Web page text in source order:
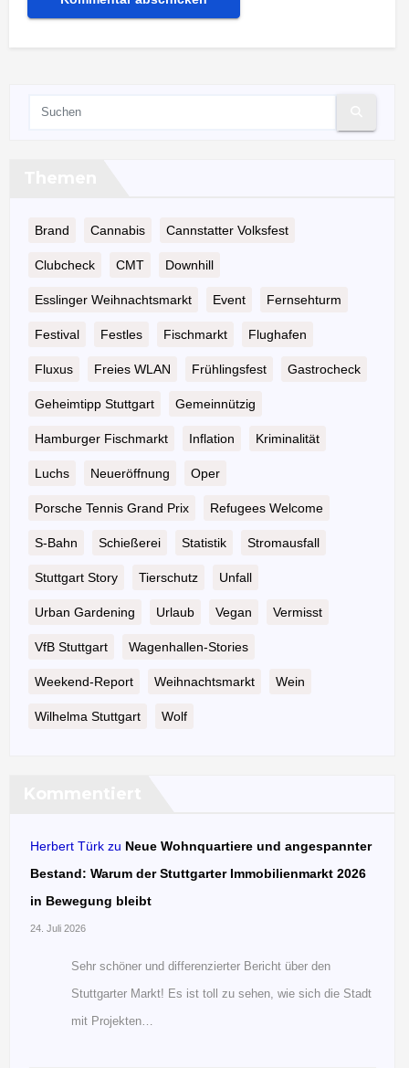
Brand Cannabis Cannstatter Volksfest
Clubcheck CMT Downhill
Esslinger Weihnachtsmarkt Event Fernsehturm
Festival Festles Fischmarkt Flughafen
Fluxus Freies WLAN Frühlingsfest Gastrocheck
Geheimtipp Stuttgart Gemeinnützig
Hamburger Fischmarkt Inflation Kriminalität
Luchs Neueröffnung Oper
Porsche Tennis Grand Prix Refugees Welcome
S-Bahn Schießerei Statistik Stromausfall
Stuttgart Story Tierschutz Unfall
Urban Gardening Urlaub Vegan Vermisst
VfB Stuttgart Wagenhallen-Stories
Weekend-Report Weihnachtsmarkt Wein
Wilhelma Stuttgart Wolf
Herbert Türk zu Neue Wohnquartiere und angespannter
Bestand: Warum der Stuttgarter Immobilienmarkt 2026
in Bewegung bleibt
24. Juli 2026
Sehr schöner und differenzierter Bericht über den
Stuttgarter Markt! Es ist toll zu sehen, wie sich die Stadt
mit Projekten…